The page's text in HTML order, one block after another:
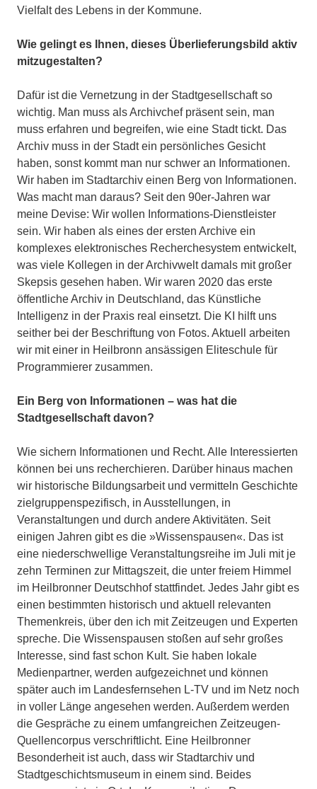
Vielfalt des Lebens in der Kommune.
Wie gelingt es Ihnen, dieses Überlieferungsbild aktiv
mitzugestalten?
Dafür ist die Vernetzung in der Stadtgesellschaft so
wichtig. Man muss als Archivchef präsent sein, man
muss erfahren und begreifen, wie eine Stadt tickt. Das
Archiv muss in der Stadt ein persönliches Gesicht
haben, sonst kommt man nur schwer an Informationen.
Wir haben im Stadtarchiv einen Berg von Informationen.
Was macht man daraus? Seit den 90er-Jahren war
meine Devise: Wir wollen Informations-Dienstleister
sein. Wir haben als eines der ersten Archive ein
komplexes elektronisches Recherchesystem entwickelt,
was viele Kollegen in der Archivwelt damals mit großer
Skepsis gesehen haben. Wir waren 2020 das erste
öffentliche Archiv in Deutschland, das Künstliche
Intelligenz in der Praxis real einsetzt. Die KI hilft uns
seither bei der Beschriftung von Fotos. Aktuell arbeiten
wir mit einer in Heilbronn ansässigen Eliteschule für
Programmierer zusammen.
Ein Berg von Informationen – was hat die
Stadtgesellschaft davon?
Wie sichern Informationen und Recht. Alle Interessierten
können bei uns recherchieren. Darüber hinaus machen
wir historische Bildungsarbeit und vermitteln Geschichte
zielgruppenspezifisch, in Ausstellungen, in
Veranstaltungen und durch andere Aktivitäten. Seit
einigen Jahren gibt es die »Wissenspausen«. Das ist
eine niederschwellige Veranstaltungsreihe im Juli mit je
zehn Terminen zur Mittagszeit, die unter freiem Himmel
im Heilbronner Deutschhof stattfindet. Jedes Jahr gibt es
einen bestimmten historisch und aktuell relevanten
Themenkreis, über den ich mit Zeitzeugen und Experten
spreche. Die Wissenspausen stoßen auf sehr großes
Interesse, sind fast schon Kult. Sie haben lokale
Medienpartner, werden aufgezeichnet und können
später auch im Landesfernsehen L-TV und im Netz noch
in voller Länge angesehen werden. Außerdem werden
die Gespräche zu einem umfangreichen Zeitzeugen-
Quellencorpus verschriftlicht. Eine Heilbronner
Besonderheit ist auch, dass wir Stadtarchiv und
Stadtgeschichtsmuseum in einem sind. Beides